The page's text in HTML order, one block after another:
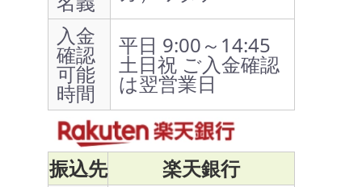
入金
確認
可能
時間
平日 9:00～14:45
土日祝 ご入金確認
は翌営業日
振込先
楽天銀行